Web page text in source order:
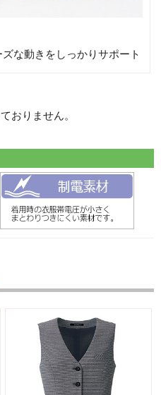
な動きをしっかりサポート
おりません。